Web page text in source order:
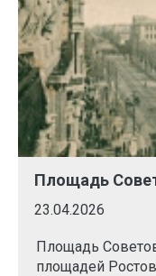
Площадь
23.04.2026
Площадь
площадей